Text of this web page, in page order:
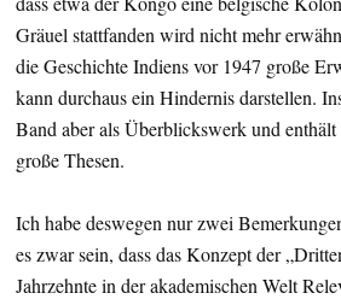
Gräuel stattfanden wird nicht mehr
die Geschichte Indiens vor 1947 große
kann durchaus ein Hindernis darstellen.
Band aber als Überblickswerk und
große Thesen.
Ich habe deswegen nur zwei
es zwar sein, dass das Konzept der
Jahrzehnte in der akademischen Welt